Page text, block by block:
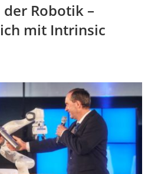
Robotik –
mit Intrinsic